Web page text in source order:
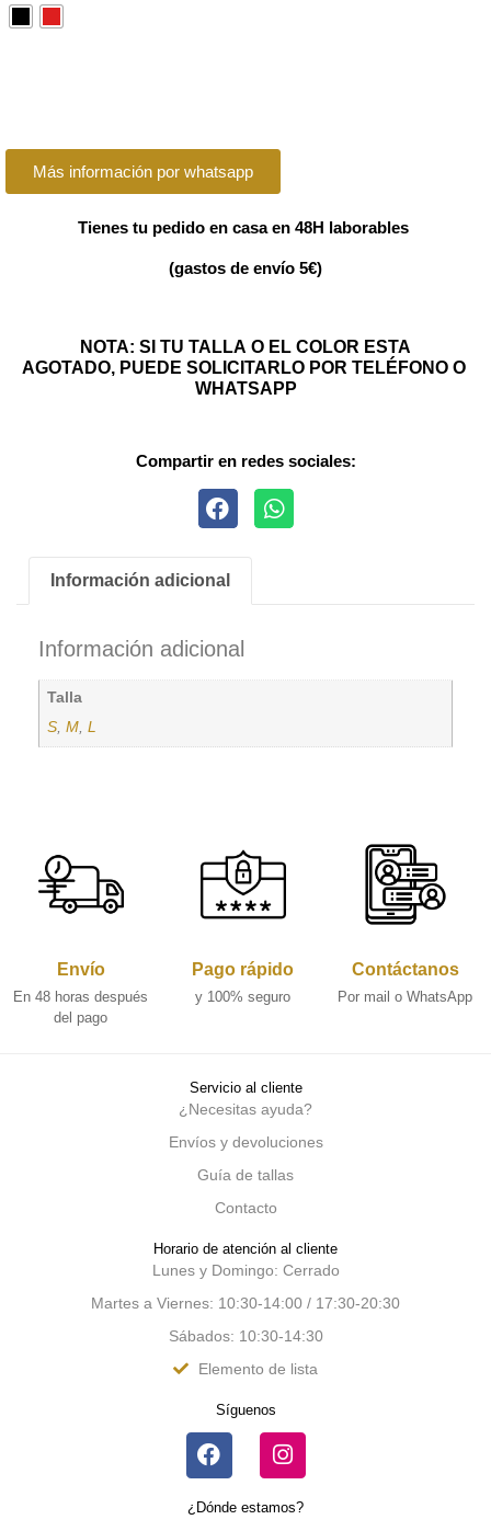
Más información por whatsapp
Tienes tu pedido en casa en 48H laborables
(gastos de envío 5€)
NOTA: SI TU TALLA O EL COLOR ESTA
AGOTADO, PUEDE SOLICITARLO POR TELÉFONO O
WHATSAPP
Compartir en redes sociales:
Información adicional
Información adicional
Talla
S, M, L
Envío
En 48 horas después
del pago
Pago rápido
y 100% seguro
Contáctanos
Por mail o WhatsApp
Servicio al cliente
¿Necesitas ayuda?
Envíos y devoluciones
Guía de tallas
Contacto
Horario de atención al cliente
Lunes y Domingo: Cerrado
Martes a Viernes: 10:30-14:00 / 17:30-20:30
Sábados: 10:30-14:30
Elemento de lista
Síguenos
¿Dónde estamos?